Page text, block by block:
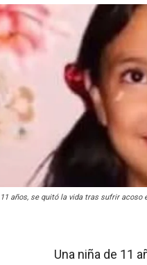
años, se quitó la vida tras sufrir
Una niña de 11